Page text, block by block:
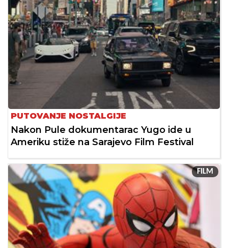
PUTOVANJE NOSTALGIJE
Nakon Pule dokumentarac Yugo ide u
Ameriku stiže na Sarajevo Film Festival
FILM